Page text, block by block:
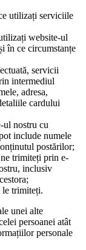
utilizați serviciile
website-ul
în ce circumstanțe
servicii
intermediul
adresa,
cardului
ul nostru cu
include numele
postărilor;
trimiteți prin e-
inclusiv
le trimiteți.
unei alte
persoanei atât
personale